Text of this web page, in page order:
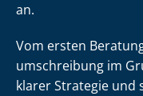
an.
Vom ersten
um­schrei­bung im
klarer Strategie und